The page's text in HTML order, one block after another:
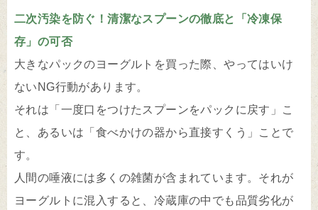
二次汚染を防ぐ！清潔なスプーンの徹底と「冷凍保
存」の可否
大きなパックのヨーグルトを買った際、やってはいけ
ないNG行動があります。
それは「一度口をつけたスプーンをパックに戻す」こ
と、あるいは「食べかけの器から直接すくう」ことで
す。
人間の唾液には多くの雑菌が含まれています。それが
ヨーグルトに混入すると、冷蔵庫の中でも品質劣化が